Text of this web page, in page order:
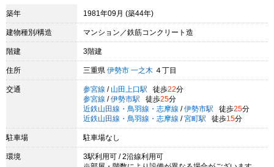
築年 1981年09月 (築44年)
建物種別/構造 マンション／鉄筋コンクリート造
階建 3階建
住所 三重県 伊勢市 一之木 ４丁目
交通 参宮線 / 山田上口駅 徒歩22分
参宮線 / 伊勢市駅 徒歩25分
近鉄山田線・鳥羽線・志摩線 / 伊勢市駅 徒歩25分
近鉄山田線・鳥羽線・志摩線 / 宮町駅 徒歩15分
駐車場 駐車場なし
環境
3駅利用可 / 2沿線利用可